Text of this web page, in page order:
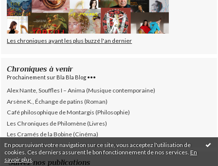
En poursuivant votre navigation sur ce site, vous acceptez l'utilisation de
cookies. Ces derniers assurent le bon fonctionnement de nos services. En
savoir plus
Les chroniques ayant les plus buzzé l'an dernier
Chroniques à venir
Prochainement sur Bla Bla Blog •••
Alex Nante, Souffles I – Anima (Musique contemporaine)
Arsène K., Échange de patins (Roman)
Café philosophique de Montargis (Philosophie)
Les Chroniques de Philomène (Livres)
Les Cramés de la Bobine (Cinéma)
Suivez nos publications